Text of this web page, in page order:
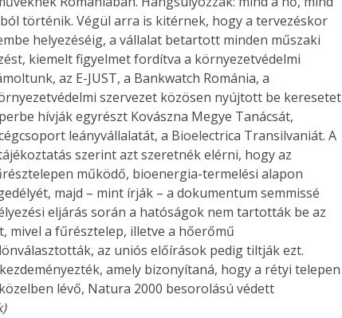
történik. Végül arra is kitérnek, hogy a tervezéskor
helyezéséig, a vállalat betartott minden műszaki
kiemelt figyelmet fordítva a környezetvédelmi
az E-JUST, a Bankwatch Románia, a
szervezet közösen nyújtott be keresetet
hívják egyrészt Kovászna Megye Tanácsát,
leányvállalatát, a Bioelectrica Transilvaniát. A
szerint azt szeretnék elérni, hogy az
működő, bioenergia-termelési alapon
majd – mint írják – a dokumentum semmissé
eljárás során a hatóságok nem tartották be az
mivel a fűrésztelep, illetve a hőerőmű
az uniós előírások pedig tiltják ezt.
amely bizonyítaná, hogy a rétyi telepen
lévő, Natura 2000 besorolású védett